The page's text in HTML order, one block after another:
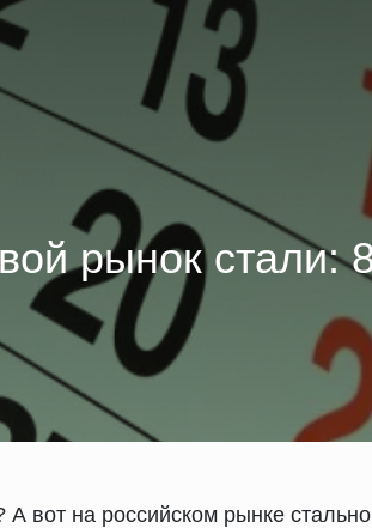
рынок стали:
А вот на российском рынке